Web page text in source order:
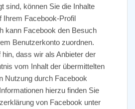
sind, können Sie die Inhalte
Ihrem Facebook-Profil
kann Facebook den Besuch
Benutzerkonto zuordnen.
dass wir als Anbieter der
vom Inhalt der übermittelten
Nutzung durch Facebook
hierzu finden Sie
von Facebook unter